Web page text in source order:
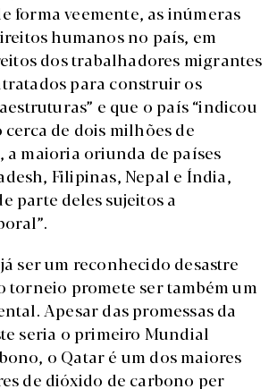
forma veemente, as inúmeras
humanos no país, em
dos trabalhadores migrantes
para construir os
e que o país “indicou
de dois milhões de
a maioria oriunda de países
Filipinas, Nepal e Índia,
parte deles sujeitos a
ser um reconhecido desastre
torneio promete ser também um
Apesar das promessas da
seria o primeiro Mundial
o Qatar é um dos maiores
de dióxido de carbono per